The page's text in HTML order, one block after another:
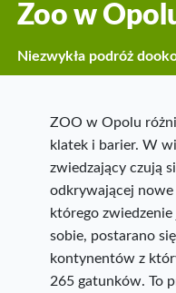
Zoo w
Niezwykła podróż
ZOO w Opolu
klatek i barier. W
zwiedzający czują
odkrywającej nowe
którego
sobie, postarano
kontynentów z
265 gatunków. To